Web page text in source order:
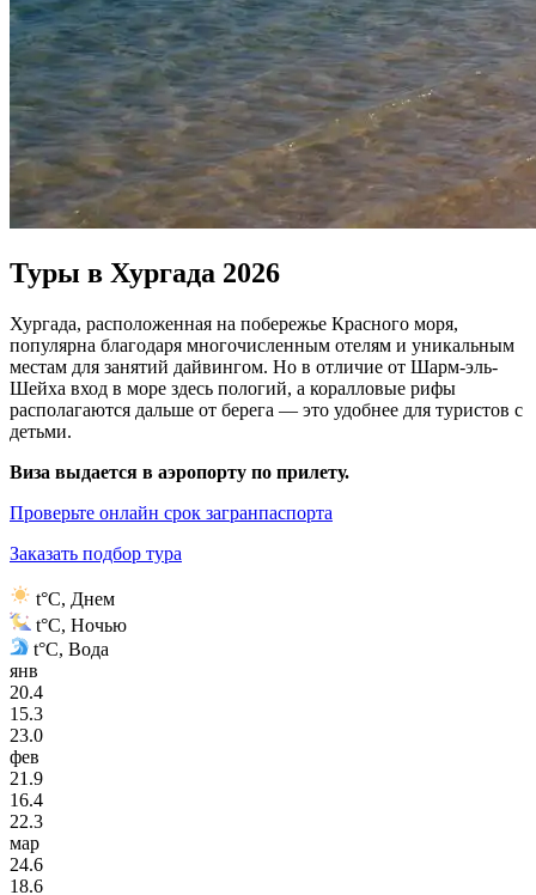
Туры в Хургада 2026
Хургада, расположенная на побережье Красного моря,
популярна благодаря многочисленным отелям и уникальным
местам для занятий дайвингом. Но в отличие от Шарм-эль-
Шейха вход в море здесь пологий, а коралловые рифы
располагаются дальше от берега — это удобнее для туристов с
детьми.
Виза выдается в аэропорту по прилету.
Проверьте онлайн срок загранпаспорта
Заказать подбор тура
t°C, Днем
t°C, Ночью
t°C, Вода
янв
20.4
15.3
23.0
фев
21.9
16.4
22.3
мар
24.6
18.6